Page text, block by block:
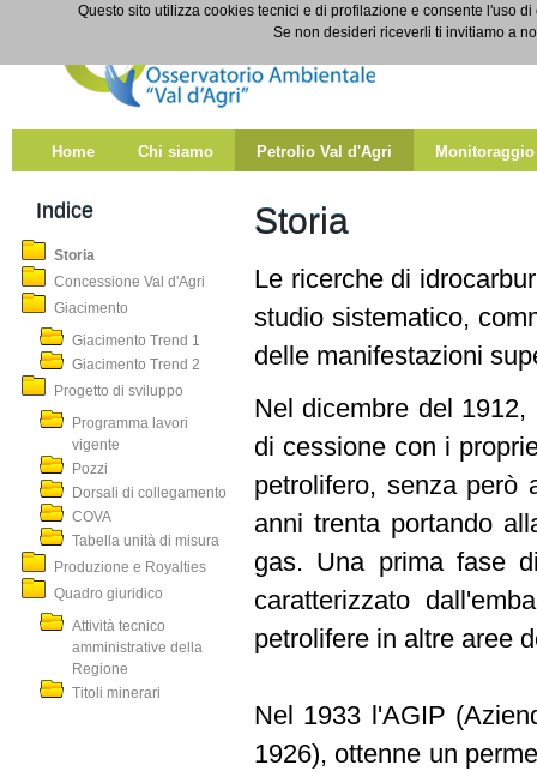
Salta al contenuto
Home Chi siamo Petrolio Val d'Agri Monitoraggio
Indice
Storia
Concessione Val d'Agri
Giacimento
Giacimento Trend 1
Giacimento Trend 2
Progetto di sviluppo
Programma lavori
vigente
Pozzi
Dorsali di collegamento
COVA
Tabella unità di misura
Produzione e Royalties
Quadro giuridico
Attività tecnico
amministrative della
Regione
Titoli minerari
Storia
Le ricerche di
studio sistematico,
delle manifestazioni
Nel dicembre del
di cessione con i
petrolifero, senza però
anni trenta portando
gas. Una prima fase
caratterizzato
petrolifere in altre aree
Nel 1933 l'AGIP
1926), ottenne un
Questo sito utilizza cookies tecnici e di profilazione e consente l'uso
Se non desideri riceverli ti invitiamo a